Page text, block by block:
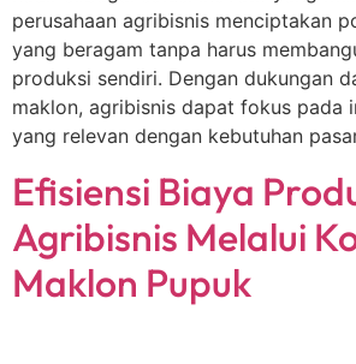
perusahaan agribisnis menciptakan
yang beragam tanpa harus
produksi sendiri. Dengan dukungan
maklon, agribisnis dapat fokus pada
yang relevan dengan kebutuhan
Efisiensi Biaya
Agribisnis Melalui
Maklon Pupuk